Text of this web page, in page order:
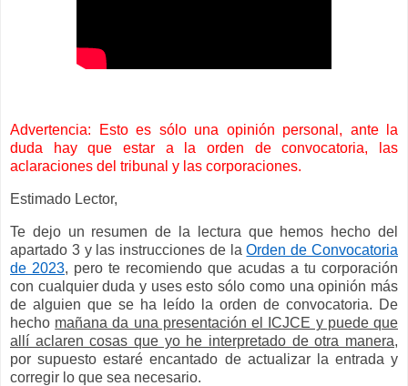
Advertencia: Esto es sólo una opinión personal, ante la
duda hay que estar a la orden de convocatoria, las
aclaraciones del tribunal y las corporaciones.
Estimado Lector,
Te dejo un resumen de la lectura que hemos hecho del
apartado 3 y las instrucciones de laOrden de Convocatoria
de 2023, pero te recomiendo que acudas a tu corporación
con cualquier duda y uses esto sólo como una opinión más
de alguien que se ha leído la orden de convocatoria. De
hecho mañana da una presentación el ICJCE y puede que
allí aclaren cosas que yo he interpretado de otra manera,
por supuesto estaré encantado de actualizar la entrada y
corregir lo que sea necesario.